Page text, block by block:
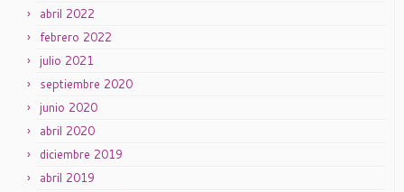
abril 2022
febrero 2022
julio 2021
septiembre 2020
junio 2020
abril 2020
diciembre 2019
abril 2019